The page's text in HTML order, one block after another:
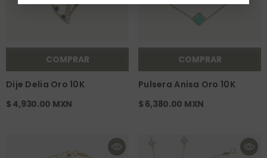
COMPRAR
Dije Delia Oro 10K
$ 4,930.00 MXN
COMPRAR
Pulsera Anisa Oro 10K
$ 6,380.00 MXN